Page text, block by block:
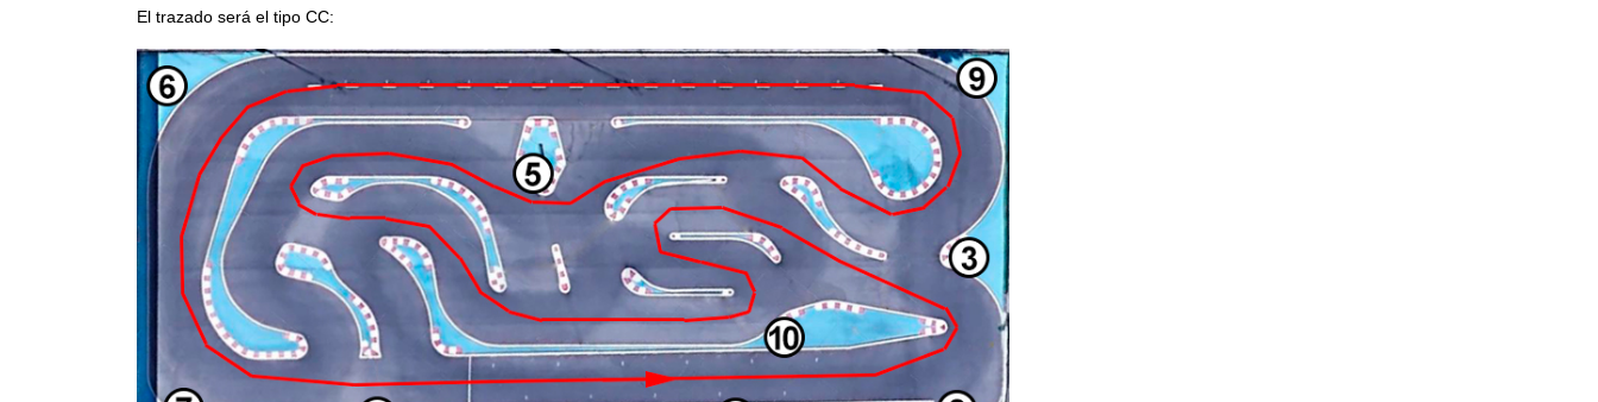
El trazado será el tipo CC: